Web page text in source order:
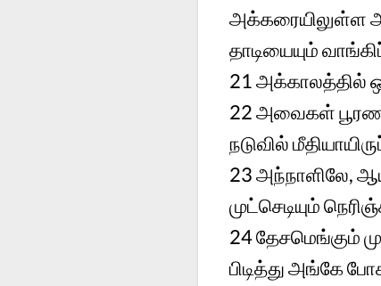
அக்கரையிலுள்ள
தாடியையும்
21 அக்காலத்தில்
22 அவைகள்
நடுவில்
23 அந்நாளிலே,
முட்செடியும்
24 தேசமெங்கும்
பிடித்து அங்கே